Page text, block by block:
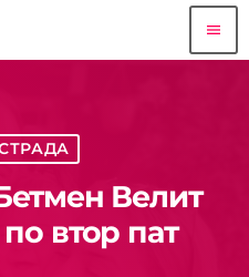
menu
Велит
втор пат